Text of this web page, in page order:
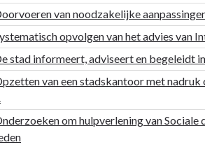
van noodzakelijke
opvolgen van het advies van
stad informeert, adviseert en begeleidt
van een stadskantoor met
om hulpverlening van